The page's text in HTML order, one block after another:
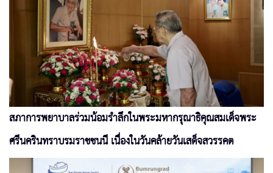
สภาการพยาบาลร่วมน้อมรำลึกในพระมหากรุณาธิคุณสมเด็จพระ
ศรีนครินทราบรมราชชนนี เนื่องในวันคล้ายวันเสด็จสวรรคต